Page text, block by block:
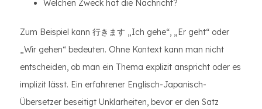
Welchen Zweck hat die Nachricht?
Zum Beispiel kann 行きます „Ich gehe“, „Er geht“ oder
„Wir gehen“ bedeuten. Ohne Kontext kann man nicht
entscheiden, ob man ein Thema explizit anspricht oder es
implizit lässt. Ein erfahrener Englisch-Japanisch-
Übersetzer beseitigt Unklarheiten, bevor er den Satz